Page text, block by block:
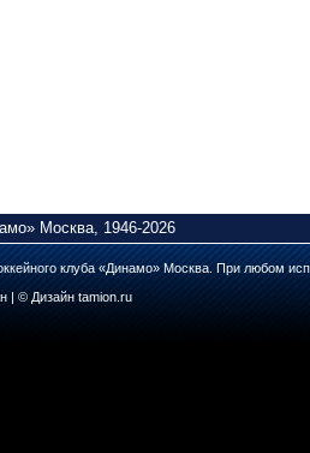
Москва, 1946-2026
клуба «Динамо» Москва. При любом
| © Дизайн tamion.ru